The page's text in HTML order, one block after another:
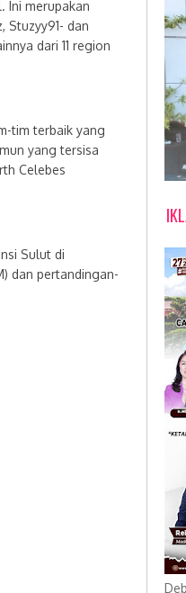
Ini merupakan
Stuzyy91- dan
dari 11 region
tim terbaik yang
yang tersisa
Celebes
Sulut di
dan pertandingan-